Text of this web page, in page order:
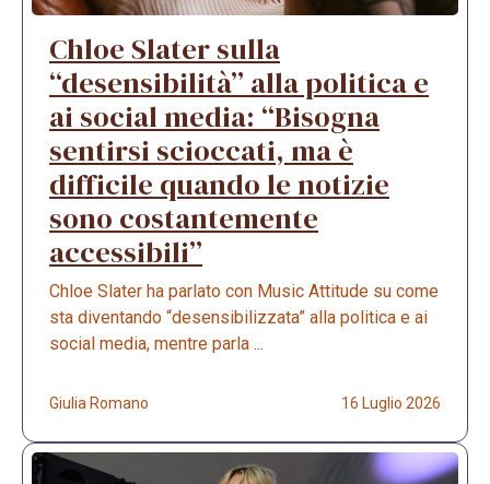
Chloe Slater sulla
“desensibilità” alla politica e
ai social media: “Bisogna
sentirsi scioccati, ma è
difficile quando le notizie
sono costantemente
accessibili”
Chloe Slater ha parlato con Music Attitude su come
sta diventando “desensibilizzata” alla politica e ai
social media, mentre parla ...
Giulia Romano 16 Luglio 2026